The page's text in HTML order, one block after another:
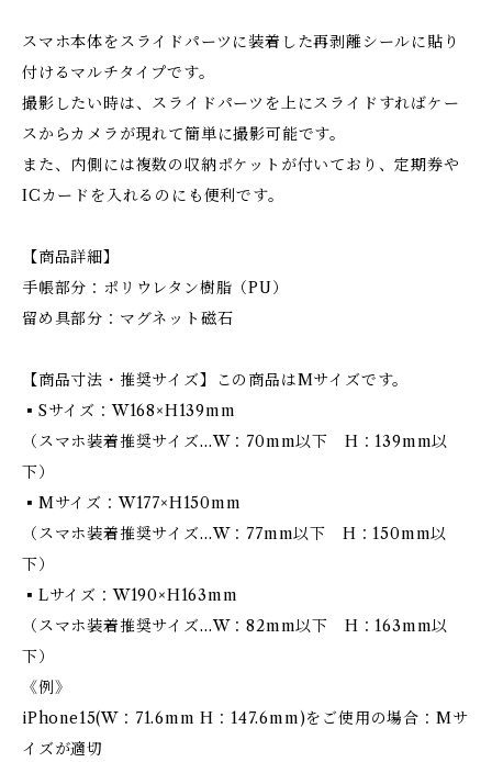
スマホ本体をスライドパーツに装着した再剥離シールに貼り
付けるマルチタイプです。
撮影したい時は、スライドパーツを上にスライドすればケー
スからカメラが現れて簡単に撮影可能です。
また、内側には複数の収納ポケットが付いており、定期券や
ICカードを入れるのにも便利です。
【商品詳細】
手帳部分：ポリウレタン樹脂（PU）
留め具部分：マグネット磁石
【商品寸法・推奨サイズ】この商品はMサイズです。
▪︎Sサイズ：W168×H139mm
（スマホ装着推奨サイズ…W：70mm以下 H：139mm以
下）
▪︎Mサイズ：W177×H150mm
（スマホ装着推奨サイズ…W：77mm以下 H：150mm以
下）
▪︎Lサイズ：W190×H163mm
（スマホ装着推奨サイズ…W：82mm以下 H：163mm以
下）
《例》
iPhone15(W：71.6mm H：147.6mm)をご使用の場合：Mサ
イズが適切